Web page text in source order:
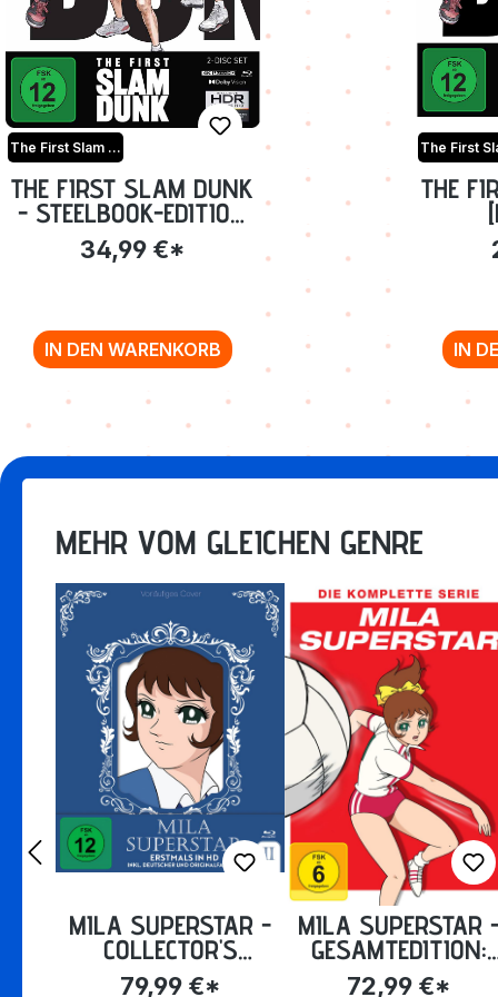
The First Slam Dunk
THE FIRST SLAM DUNK
- STEELBOOK-EDITION
[4K-UHD+BLU-RAY]
(EXKL. ANIME PLANET)
34,99 €*
IN DEN WARENKORB
THE
IN
MEHR VOM GLEICHEN GENRE
MILA SUPERSTAR -
COLLECTOR'S
EDITION VOLUME 2:
79,99 €*
MILA SUPERSTAR
GESAMTEDITION:
EPISODE 01-104
72,99 €*